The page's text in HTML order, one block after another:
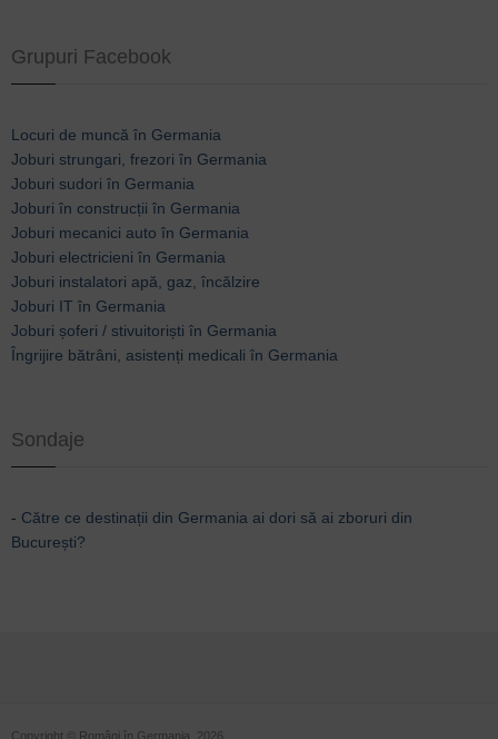
Grupuri Facebook
Locuri de muncă în Germania
Joburi strungari, frezori în Germania
Joburi sudori în Germania
Joburi în construcții în Germania
Joburi mecanici auto în Germania
Joburi electricieni în Germania
Joburi instalatori apă, gaz, încălzire
Joburi IT în Germania
Joburi șoferi / stivuitoriști în Germania
Îngrijire bătrâni, asistenți medicali în Germania
Sondaje
- Către ce destinații din Germania ai dori să ai zboruri din
București?
Copyright © Români în Germania, 2026